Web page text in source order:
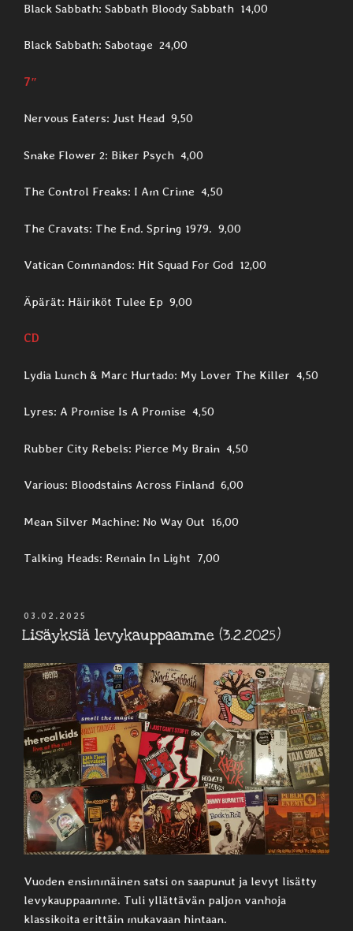
Black Sabbath: Sabbath Bloody Sabbath 14,00
Black Sabbath: Sabotage 24,00
7″
Nervous Eaters: Just Head 9,50
Snake Flower 2: Biker Psych 4,00
The Control Freaks: I Am Crime 4,50
The Cravats: The End. Spring 1979. 9,00
Vatican Commandos: Hit Squad For God 12,00
Äpärät: Häiriköt Tulee Ep 9,00
CD
Lydia Lunch & Marc Hurtado: My Lover The Killer 4,50
Lyres: A Promise Is A Promise 4,50
Rubber City Rebels: Pierce My Brain 4,50
Various: Bloodstains Across Finland 6,00
Mean Silver Machine: No Way Out 16,00
Talking Heads: Remain In Light 7,00
JULKAISTU
03.02.2025
Lisäyksiä levykauppaamme (3.2.2025)
Vuoden ensimmäinen satsi on saapunut ja levyt lisätty
levykauppaamme. Tuli yllättävän paljon vanhoja
klassikoita erittäin mukavaan hintaan.